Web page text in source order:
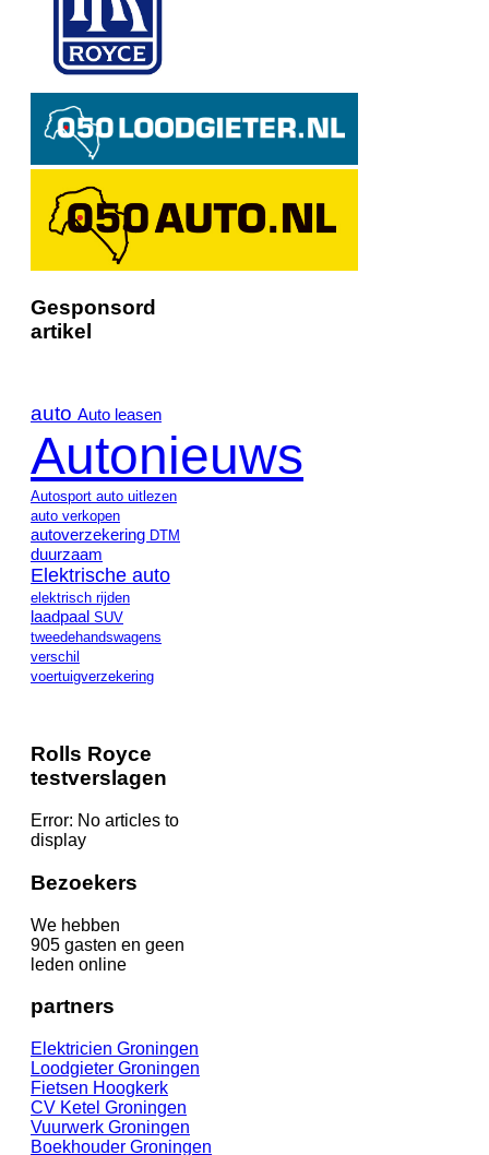
Gesponsord
artikel
auto Auto leasen
Autonieuws
Autosport auto uitlezen
auto verkopen
autoverzekering DTM
duurzaam
Elektrische auto
elektrisch rijden
laadpaal SUV
tweedehandswagens
verschil
voertuigverzekering
Rolls Royce
testverslagen
Error: No articles to
display
Bezoekers
We hebben
905 gasten en geen
leden online
partners
Elektricien Groningen
Loodgieter Groningen
Fietsen Hoogkerk
CV Ketel Groningen
Vuurwerk Groningen
Boekhouder Groningen